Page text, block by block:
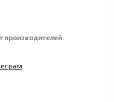
производителей.